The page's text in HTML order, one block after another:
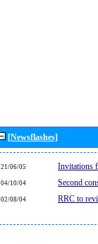
[Newsflashes]
21/06/05 Invitations
04/10/04 Second
02/08/04 RRC to